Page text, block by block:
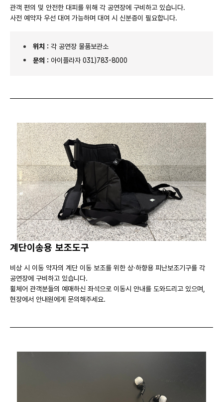
관객 편의 및 안전한 대피를 위해 각 공연장에 구비하고 있습니다.
사전 예약자 우선 대여 가능하며 대여 시 신분증이 필요합니다.
위치 : 각 공연장 물품보관소
문의 : 아이플라자 031)783-8000
계단이송용 보조도구
비상 시 이동 약자의 계단 이동 보조를 위한 상·하향용 피난보조기구를 각
공연장에 구비하고 있습니다.
휠체어 관객분들의 예매하신 좌석으로 이동시 안내를 도와드리고 있으며,
현장에서 안내원에게 문의해주세요.